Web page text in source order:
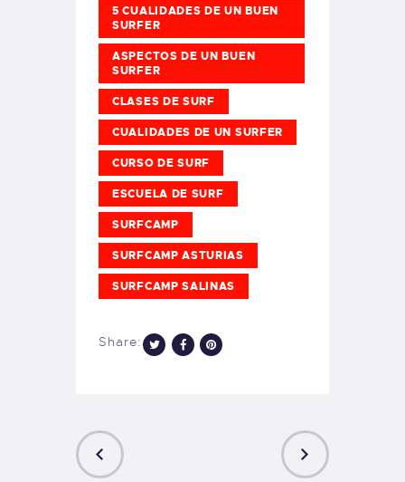
5 CUALIDADES DE UN BUEN
SURFER
ASPECTOS DE UN BUEN
SURFER
CLASES DE SURF
CUALIDADES DE UN SURFER
CURSO DE SURF
ESCUELA DE SURF
SURFCAMP
SURFCAMP ASTURIAS
SURFCAMP SALINAS
Share: